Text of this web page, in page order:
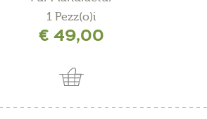
1 Pezz(o)i
€ 49,00